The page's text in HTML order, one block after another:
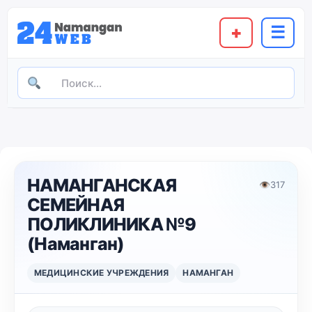
+ ☰
НАМАНГАНСКАЯ
СЕМЕЙНАЯ
ПОЛИКЛИНИКА №9
(Наманган)
👁317
МЕДИЦИНСКИЕ УЧРЕЖДЕНИЯ НАМАНГАН